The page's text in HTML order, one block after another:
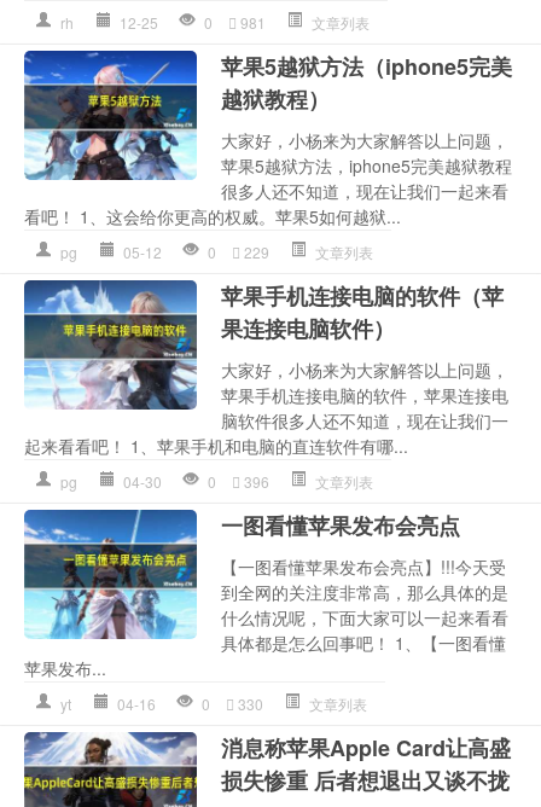
rh 12-25 0 981 文章列表
苹果5越狱方法（iphone5完美
越狱教程）
大家好，小杨来为大家解答以上问题，
苹果5越狱方法，iphone5完美越狱教程
很多人还不知道，现在让我们一起来看
看吧！ 1、这会给你更高的权威。苹果5如何越狱...
pg 05-12 0 229 文章列表
苹果手机连接电脑的软件（苹
果连接电脑软件）
大家好，小杨来为大家解答以上问题，
苹果手机连接电脑的软件，苹果连接电
脑软件很多人还不知道，现在让我们一
起来看看吧！ 1、苹果手机和电脑的直连软件有哪...
pg 04-30 0 396 文章列表
一图看懂苹果发布会亮点
【一图看懂苹果发布会亮点】!!!今天受
到全网的关注度非常高，那么具体的是
什么情况呢，下面大家可以一起来看看
具体都是怎么回事吧！ 1、【一图看懂
苹果发布...
yt 04-16 0 330 文章列表
消息称苹果Apple Card让高盛
损失惨重 后者想退出又谈不拢